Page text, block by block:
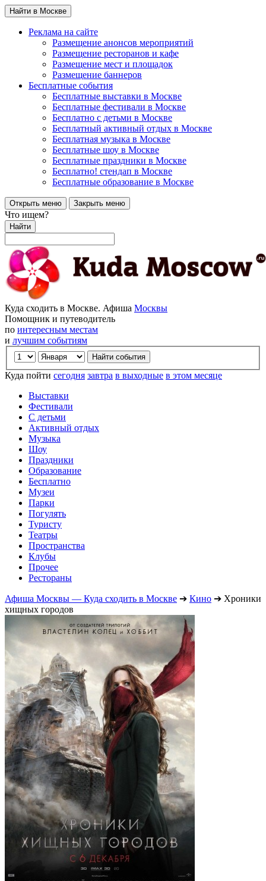
Найти в Москве
Реклама на сайте
Размещение анонсов мероприятий
Размещение ресторанов и кафе
Размещение мест и площадок
Размещение баннеров
Бесплатные события
Бесплатные выставки в Москве
Бесплатные фестивали в Москве
Бесплатно с детьми в Москве
Бесплатный активный отдых в Москве
Бесплатная музыка в Москве
Бесплатные шоу в Москве
Бесплатные праздники в Москве
Бесплатно! стендап в Москве
Бесплатные образование в Москве
Открыть меню Закрыть меню
Что ищем?
Найти
Куда сходить в Москве. Афиша Москвы
Помощник и путеводитель
по интересным местам
и лучшим событиям
Куда пойти сегодня завтра в выходные в этом месяце
Выставки
Фестивали
С детьми
Активный отдых
Музыка
Шоу
Праздники
Образование
Бесплатно
Музеи
Парки
Погулять
Туристу
Театры
Пространства
Клубы
Прочее
Рестораны
Афиша Москвы — Куда сходить в Москве ➔ Кино ➔ Хроники
хищных городов